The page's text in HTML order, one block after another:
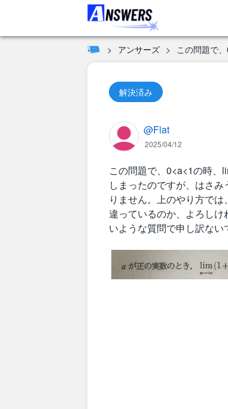
アンサーズ この問題で
解決済み
@Flat
2025/04/12
この問題で、0<a<1の時、
しまったのですが、はさ
りません。上のやり方で
違っているのか、よろし
いような質問で申し訳ない